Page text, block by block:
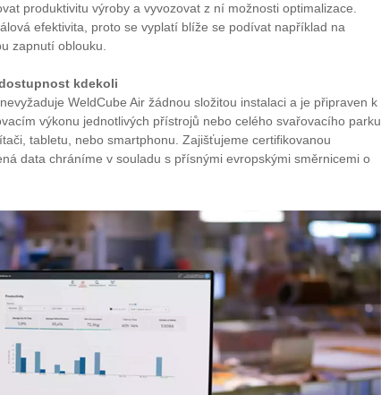
produktivitu výroby a vyvozovat z ní možnosti optimalizace.
efektivita, proto se vyplatí blíže se podívat například na
zapnutí oblouku.
kdekoli
WeldCube Air žádnou složitou instalaci a je připraven k
výkonu jednotlivých přístrojů nebo celého svařovacího parku
tabletu, nebo smartphonu. Zajišťujeme certifikovanou
data chráníme v souladu s přísnými evropskými směrnicemi o